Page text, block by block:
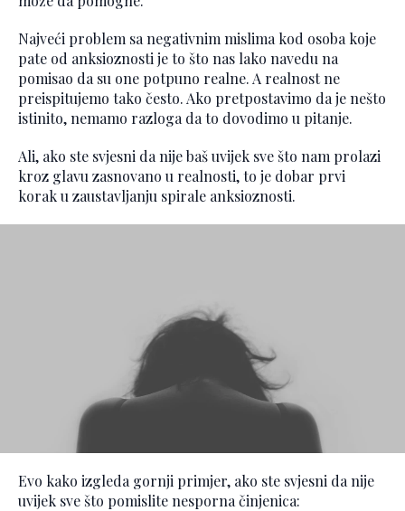
Najveći problem sa negativnim mislima kod osoba koje
pate od anksioznosti je to što nas lako navedu na
pomisao da su one potpuno realne. A realnost ne
preispitujemo tako često. Ako pretpostavimo da je nešto
istinito, nemamo razloga da to dovodimo u pitanje.
Ali, ako ste svjesni da nije baš uvijek sve što nam prolazi
kroz glavu zasnovano u realnosti, to je dobar prvi
korak u zaustavljanju spirale anksioznosti.
Evo kako izgleda gornji primjer, ako ste svjesni da nije
uvijek sve što pomislite nesporna činjenica: